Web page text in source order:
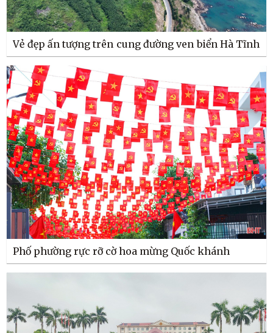
Vẻ đẹp ấn tượng trên cung đường ven biển Hà Tĩnh
Phố phường rực rỡ cờ hoa mừng Quốc khánh